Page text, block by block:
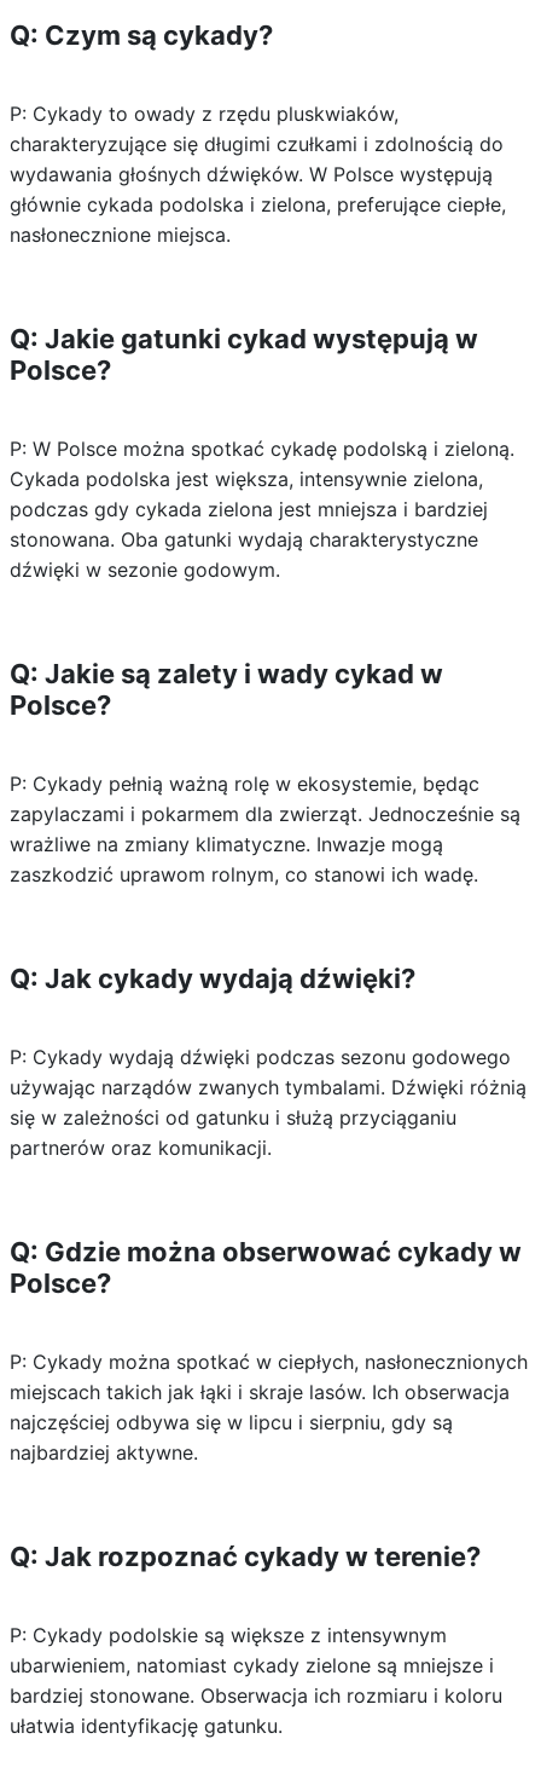
Q: Czym są cykady?
P: Cykady to owady z rzędu pluskwiaków,
charakteryzujące się długimi czułkami i zdolnością do
wydawania głośnych dźwięków. W Polsce występują
głównie cykada podolska i zielona, preferujące ciepłe,
nasłonecznione miejsca.
Q: Jakie gatunki cykad występują w
Polsce?
P: W Polsce można spotkać cykadę podolską i zieloną.
Cykada podolska jest większa, intensywnie zielona,
podczas gdy cykada zielona jest mniejsza i bardziej
stonowana. Oba gatunki wydają charakterystyczne
dźwięki w sezonie godowym.
Q: Jakie są zalety i wady cykad w
Polsce?
P: Cykady pełnią ważną rolę w ekosystemie, będąc
zapylaczami i pokarmem dla zwierząt. Jednocześnie są
wrażliwe na zmiany klimatyczne. Inwazje mogą
zaszkodzić uprawom rolnym, co stanowi ich wadę.
Q: Jak cykady wydają dźwięki?
P: Cykady wydają dźwięki podczas sezonu godowego
używając narządów zwanych tymbalami. Dźwięki różnią
się w zależności od gatunku i służą przyciąganiu
partnerów oraz komunikacji.
Q: Gdzie można obserwować cykady w
Polsce?
P: Cykady można spotkać w ciepłych, nasłonecznionych
miejscach takich jak łąki i skraje lasów. Ich obserwacja
najczęściej odbywa się w lipcu i sierpniu, gdy są
najbardziej aktywne.
Q: Jak rozpoznać cykady w terenie?
P: Cykady podolskie są większe z intensywnym
ubarwieniem, natomiast cykady zielone są mniejsze i
bardziej stonowane. Obserwacja ich rozmiaru i koloru
ułatwia identyfikację gatunku.